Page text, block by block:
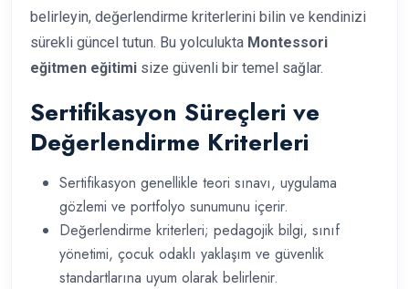
belirleyin, değerlendirme kriterlerini bilin ve kendinizi
sürekli güncel tutun. Bu yolculukta Montessori
eğitmen eğitimi size güvenli bir temel sağlar.
Sertifikasyon Süreçleri ve
Değerlendirme Kriterleri
Sertifikasyon genellikle teori sınavı, uygulama
gözlemi ve portfolyo sunumunu içerir.
Değerlendirme kriterleri; pedagojik bilgi, sınıf
yönetimi, çocuk odaklı yaklaşım ve güvenlik
standartlarına uyum olarak belirlenir.